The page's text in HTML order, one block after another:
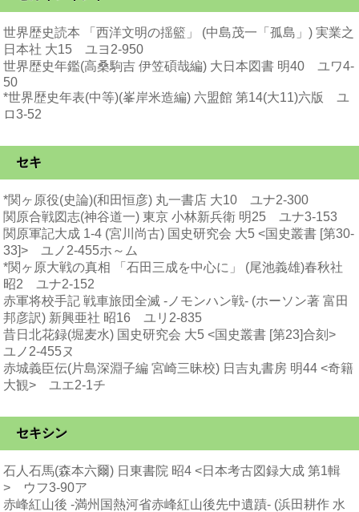
世界歴史読本 「西洋文明の揺籃」 (中島茂一「孤島」) 実業之
日本社 大15 ユヨ2-950
世界歴史年鑑(高桑駒吉 伊笠碩哉編) 大日本図書 明40 ユワ4-
50
*世界歴史年表(中等)(峯岸米造編) 六盟館 第14(大11)六版 ユ
ロ3-52
セキ
*関ヶ原役(史論)(和田恒彦) 丸一書店 大10 ユナ2-300
関原合戦図志(神谷道一) 東京 小林新兵衛 明25 ユナ3-153
関原軍記大成 1-4 (宮川尚古) 国史研究会 大5 <国史叢書 [第30-
33]> ユノ2-455ホ～ム
*関ヶ原大戦の真相 「石田三成を中心に」 (尾池義雄)春秋社
昭2 ユナ2-152
赤軍将校手記 戦車旅団全滅 -ノモンハン戦- (ホーソン著 富田
邦彦訳) 新興亜社 昭16 ユリ2-835
昔日北花録(堀麦水) 国史研究会 大5 <国史叢書 [第23]合刻>
ユノ2-455ヌ
赤城義臣伝(片島深淵子編 宮崎三昧校) 日吉丸書房 明44 <奇籍
大観> ユエ2-1チ
セキシン
石人石馬(森本六爾) 日東書院 昭4 <日本考古図録大成 第1輯
> ウフ3-90ア
赤峰紅山後 -満州国熱河省赤峰紅山後先中遺蹟- (浜田耕作 水